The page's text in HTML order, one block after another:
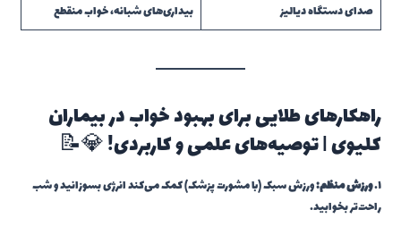
صدای دستگاه دیالیز
بیداری‌های شبانه، خواب منقطع
راهکارهای طلایی برای بهبود خواب در بیماران
کلیوی | توصیه‌های علمی و کاربردی! 💎📝
۱. ورزش منظم:ورزش سبک (با مشورت پزشک) کمک می‌کند انرژی بسوزانید و شب
راحت‌تر بخوابید.